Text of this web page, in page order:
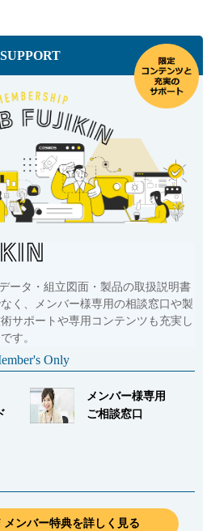
SUPPORT
ータ・組立図面・製品の取扱説明書
く、メンバー様専用の相談窓口や製
サポートや専用コンテンツも充実し
す。
Only
メンバー様専用
ご相談窓口
ンバー特典を詳しく見る